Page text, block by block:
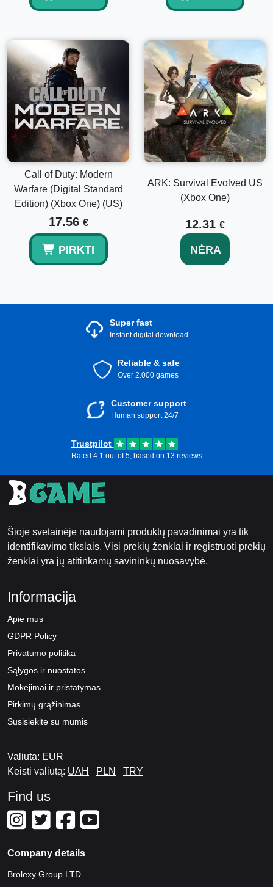
Call of Duty: Modern
Warfare (Digital Standard
Edition) (Xbox One) (US)
17.56 €
PIRKTI
ARK: Survival Evolved US
(Xbox One)
12.31 €
NĖRA
Super fast
Instant digital download
Reliable & safe
Over 2.000 games
Customer support
Human support 24/7
Trustpilot
Rated 4.1 out of 5, based on 13 reviews
Šioje svetainėje naudojami produktų pavadinimai yra tik
identifikavimo tikslais. Visi prekių ženklai ir registruoti prekių
ženklai yra jų atitinkamų savininkų nuosavybė.
Informacija
Apie mus
GDPR Policy
Privatumo politika
Sąlygos ir nuostatos
Mokėjimai ir pristatymas
Pirkimų grąžinimas
Susisiekite su mumis
Valiuta: EUR
Keisti valiutą: UAH PLN TRY
Find us
Company details
Brolexy Group LTD